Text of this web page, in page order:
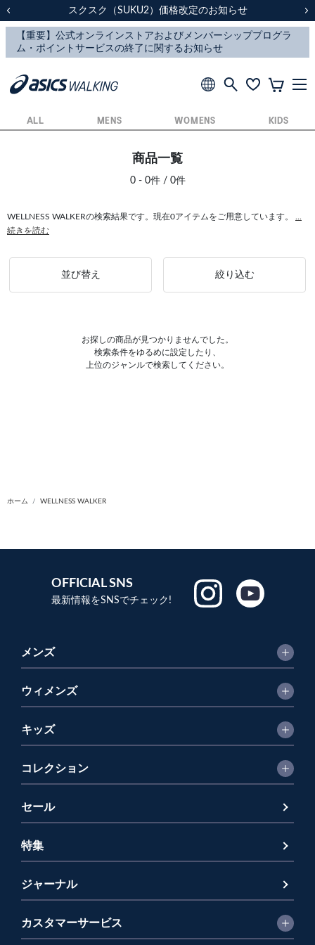
スクスク（SUKU2）価格改定のお知らせ
配送に関するお知らせ
スクスク（SUKU2）価格改定のお知らせ
配送に関するお知らせ
ALL MENS WOMENS KIDS
商品一覧
0 - 0件 / 0件
WELLNESS WALKERの検索結果です。現在0アイテムをご用意しています。
続きを読む
並び替え 絞り込む
お探しの商品が見つかりませんでした。
検索条件をゆるめに設定したり、
上位のジャンルで検索してください。
ホーム WELLNESS WALKER
OFFICIAL SNS
最新情報をSNSでチェック!
メンズ
ウィメンズ
キッズ
コレクション
セール
特集
ジャーナル
カスタマーサービス